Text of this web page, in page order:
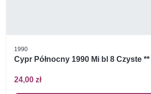
1990
Cypr Północny 1990 Mi bl 8 Czyste **
24,00 zł